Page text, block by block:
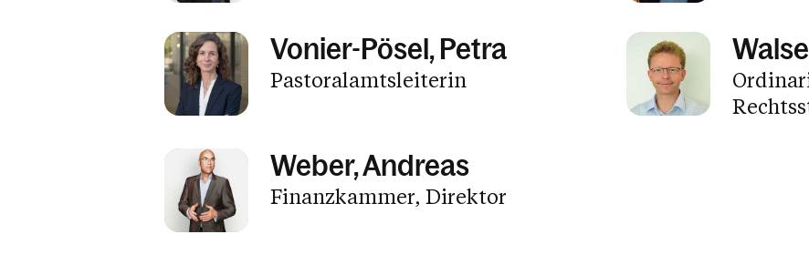
Vonier-Pösel, Petra
Pastoralamtsleiterin
Weber, Andreas
Finanzkammer, Direktor